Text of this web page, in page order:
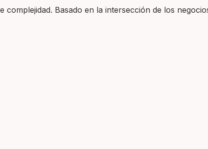
Basado en la intersección de los